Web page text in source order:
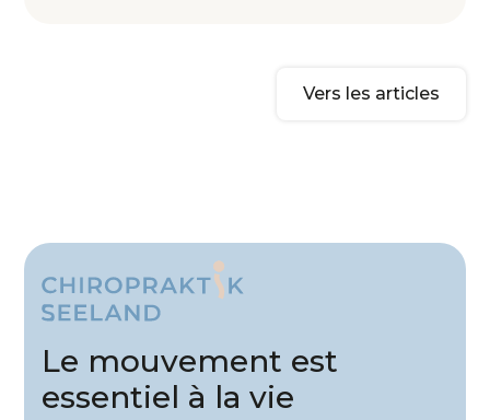
Vers les articles
Le mouvement est
essentiel à la vie